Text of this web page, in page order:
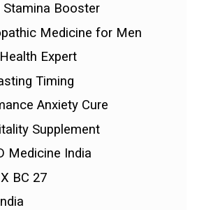
Stamina Booster
Medicine for Men
Expert
Timing
Anxiety Cure
Supplement
Medicine India
BC 27